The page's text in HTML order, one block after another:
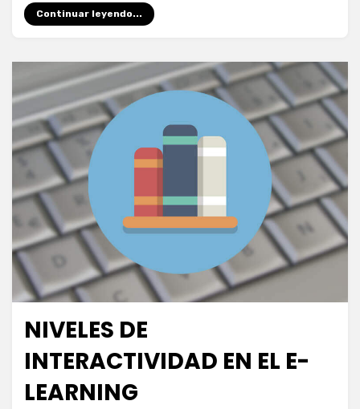
Continuar leyendo...
Publicada
el
marzo 9, 2021
Escuela de Educación
NIVELES DE
INTERACTIVIDAD EN EL E-
LEARNING